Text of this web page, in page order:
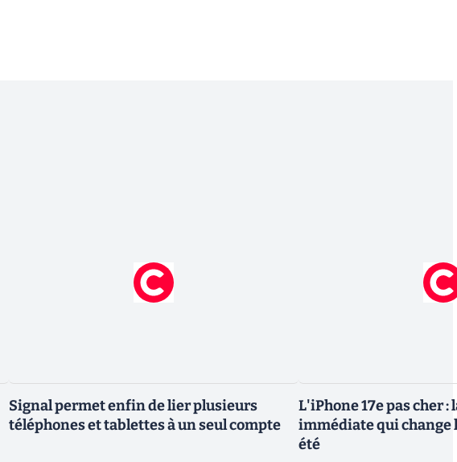
Signal permet enfin de lier plusieurs
téléphones et tablettes à un seul compte
L'iPhone 17e pas cher :
immédiate qui change
été